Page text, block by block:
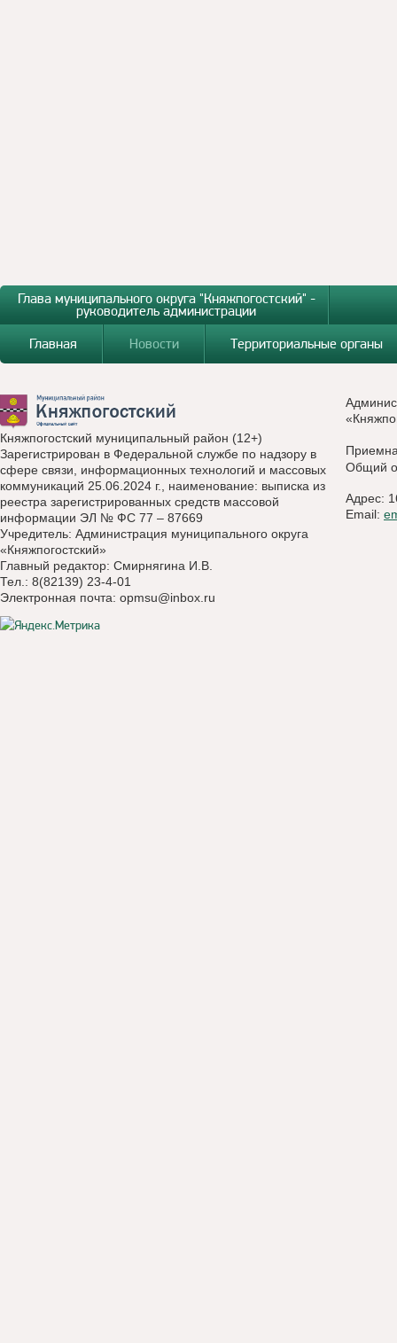
Глава муниципального округа "Княжпогостский" -
руководитель администрации
Главная
Новости Территориальные органы
Княжпогостский муниципальный район (12+)
Зарегистрирован в Федеральной службе по надзору в
сфере связи, информационных технологий и массовых
коммуникаций 25.06.2024 г., наименование: выписка из
реестра зарегистрированных средств массовой
информации ЭЛ № ФС 77 – 87669
Учредитель: Администрация муниципального округа
«Княжпогостский»
Главный редактор: Смирнягина И.В.
Тел.: 8(82139) 23-4-01
Электронная почта: opmsu@inbox.ru
Общий
Адрес:
Email: